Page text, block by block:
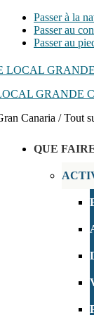
Passer à la
Passer au
Passer au
GRANDE
Canaria / Tout
QUE